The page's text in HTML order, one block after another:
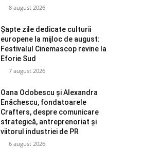
8 august 2026
Șapte zile dedicate culturii
europene la mijloc de august:
Festivalul Cinemascop revine la
Eforie Sud
7 august 2026
Oana Odobescu și Alexandra
Enăchescu, fondatoarele
Crafters, despre comunicare
strategică, antreprenoriat și
viitorul industriei de PR
6 august 2026